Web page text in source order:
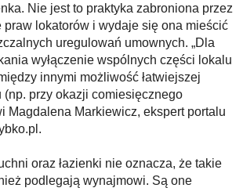
Nie jest to praktyka zabroniona przez
praw lokatorów i wydaje się ona mieścić
uregulowań umownych. „Dla
wyłączenie wspólnych części lokalu
innymi możliwość łatwiejszej
(np. przy okazji comiesięcznego
Magdalena Markiewicz, ekspert portalu
oraz łazienki nie oznacza, że takie
podlegają wynajmowi. Są one